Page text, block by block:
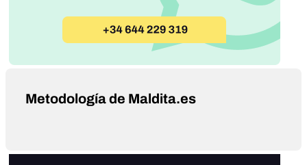
Metodología de Maldita.es